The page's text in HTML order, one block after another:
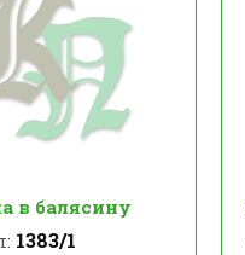
в балясину
1383/1